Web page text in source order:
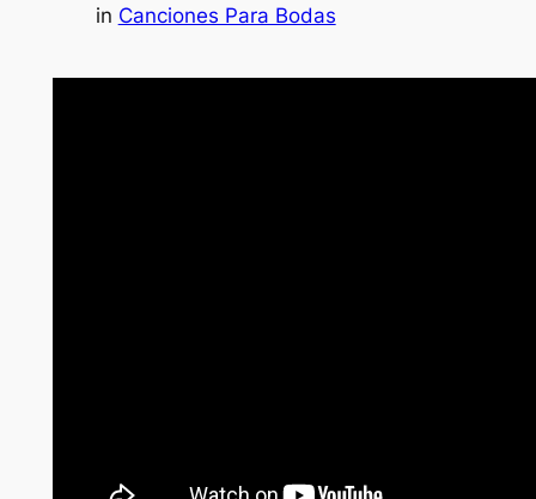
in Canciones Para Bodas